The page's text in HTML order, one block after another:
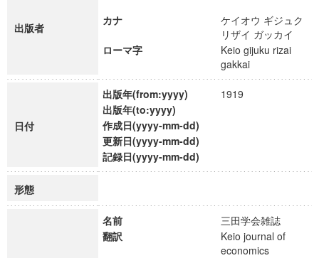
出版者
カナ
ケイオウ ギジュク
リザイ ガッカイ
ローマ字
Keio gijuku rizai
gakkai
日付
出版年(from:yyyy)
1919
出版年(to:yyyy)
作成日(yyyy-mm-dd)
更新日(yyyy-mm-dd)
記録日(yyyy-mm-dd)
形態
名前
三田学会雑誌
翻訳
Keio journal of
economics